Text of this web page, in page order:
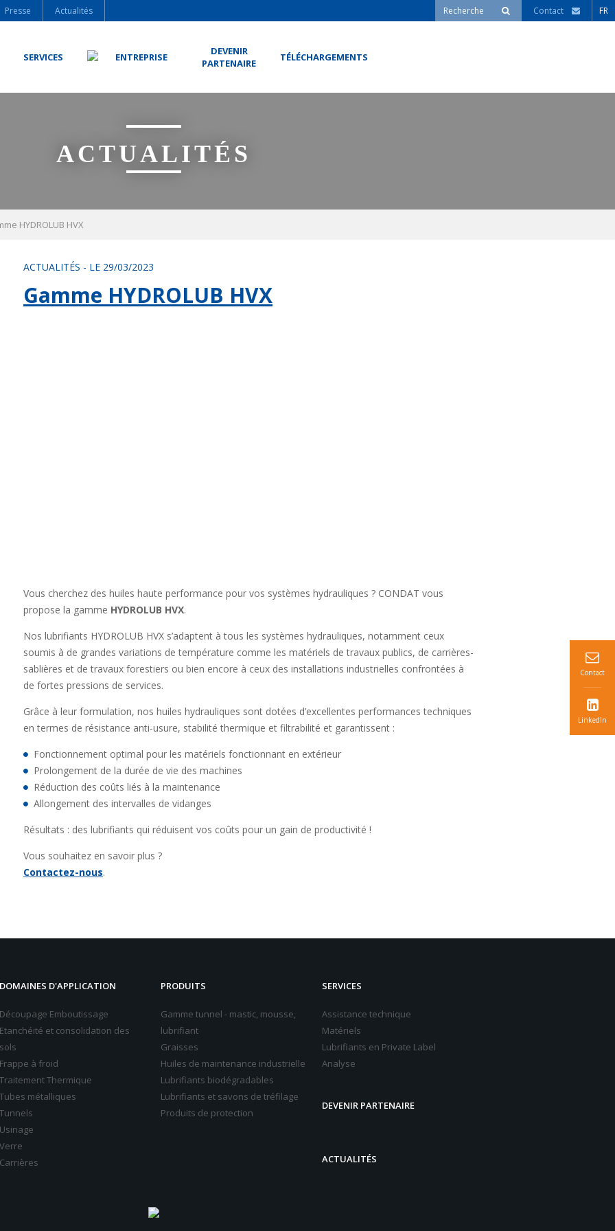
Presse Actualités Contact FR
SERVICES ENTREPRISE
DEVENIR
PARTENAIRE
TÉLÉCHARGEMENTS
ACTUALITÉS
HYDROLUB HVX
ACTUALITÉS - LE 29/03/2023
Gamme HYDROLUB HVX
Vous cherchez des huiles haute performance pour vos systèmes hydrauliques ? CONDAT vous
propose la gamme HYDROLUB HVX.
Nos lubrifiants HYDROLUB HVX s’adaptent à tous les systèmes hydrauliques, notamment ceux
soumis à de grandes variations de température comme les matériels de travaux publics, de carrières-
sablières et de travaux forestiers ou bien encore à ceux des installations industrielles confrontées à
de fortes pressions de services.
Grâce à leur formulation, nos huiles hydrauliques sont dotées d’excellentes performances techniques
en termes de résistance anti-usure, stabilité thermique et filtrabilité et garantissent :
Fonctionnement optimal pour les matériels fonctionnant en extérieur
Prolongement de la durée de vie des machines
Réduction des coûts liés à la maintenance
Allongement des intervalles de vidanges
Résultats : des lubrifiants qui réduisent vos coûts pour un gain de productivité !
Vous souhaitez en savoir plus ?
Contactez-nous.
DOMAINES D'APPLICATION
Découpage Emboutissage
Etanchéité et consolidation des
sols
Frappe à froid
Traitement Thermique
Tubes métalliques
Tunnels
Usinage
Verre
Carrières
PRODUITS
Gamme tunnel - mastic, mousse,
lubrifiant
Graisses
Huiles de maintenance industrielle
Lubrifiants biodégradables
Lubrifiants et savons de tréfilage
Produits de protection
SERVICES
Assistance technique
Matériels
Lubrifiants en Private Label
Analyse
DEVENIR PARTENAIRE
ACTUALITÉS
Contact
LinkedIn